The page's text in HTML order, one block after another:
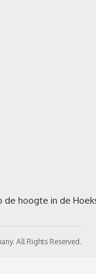
All Rights Reserved.